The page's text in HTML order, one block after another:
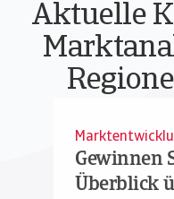
Aktuelle
Gewinnen
Überblick